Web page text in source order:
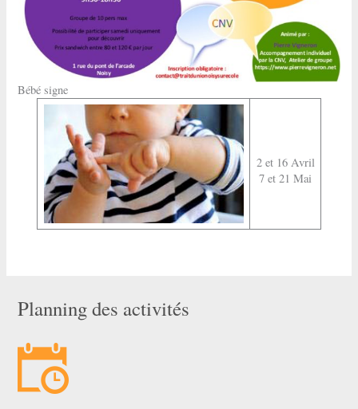
Bébé signe
2 et 16 Avril
7 et 21 Mai
Planning des activités